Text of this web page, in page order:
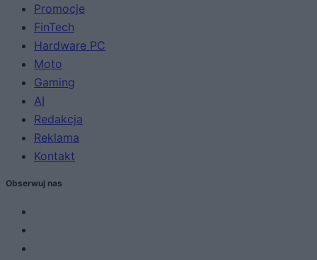
Promocje
FinTech
Hardware PC
Moto
Gaming
AI
Redakcja
Reklama
Kontakt
Obserwuj nas